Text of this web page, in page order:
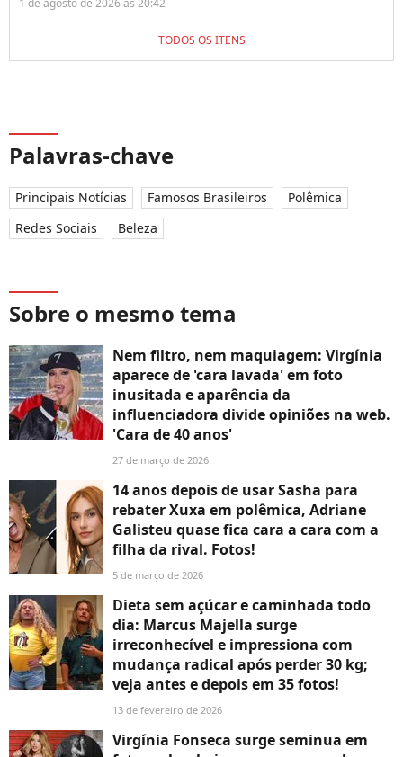
1 de agosto de 2026 às 20:42
TODOS OS ITENS
Palavras-chave
Principais Notícias Famosos Brasileiros
Polêmica
Redes Sociais
Beleza
Sobre o mesmo tema
Nem filtro, nem maquiagem: Virgínia
aparece de 'cara lavada' em foto
inusitada e aparência da
influenciadora divide opiniões na web.
'Cara de 40 anos'
27 de março de 2026
14 anos depois de usar Sasha para
rebater Xuxa em polêmica, Adriane
Galisteu quase fica cara a cara com a
filha da rival. Fotos!
5 de março de 2026
Dieta sem açúcar e caminhada todo
dia: Marcus Majella surge
irreconhecível e impressiona com
mudança radical após perder 30 kg;
veja antes e depois em 35 fotos!
13 de fevereiro de 2026
Virgínia Fonseca surge seminua em